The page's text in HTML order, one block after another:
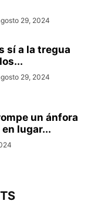
29, 2024
sí a la tregua
29, 2024
un ánfora
lugar...